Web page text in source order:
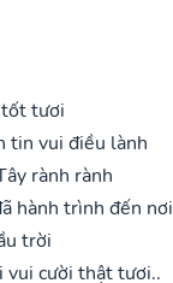
tươi
tin vui điều lành
rành rành
hành trình đến nơi
trời
vui cười thật tươi..